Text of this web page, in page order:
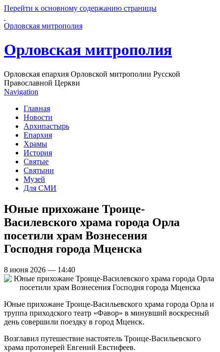
Перейти к основному содержанию страницы
Орловская митрополия
Орловская митрополия
Орловская епархия Орловской митрополии Русской
Православной Церкви
Navigation
Главная
Новости
Архипастырь
Епархия
Храмы
История
Святые
Святыни
Музей
Для СМИ
Юные прихожане Троице-
Василевского храма города Орла
посетили храм Вознесения
Господня города Мценска
8 июня 2026 — 14:40
Юные прихожане Троице-Васильевского храма города Орла и
труппа приходского театр «Фавор» в минувший воскресный
день совершили поездку в город Мценск.
Возглавил путешествие настоятель Троице-Васильевского
храма протоиерей Евгений Евстифеев.